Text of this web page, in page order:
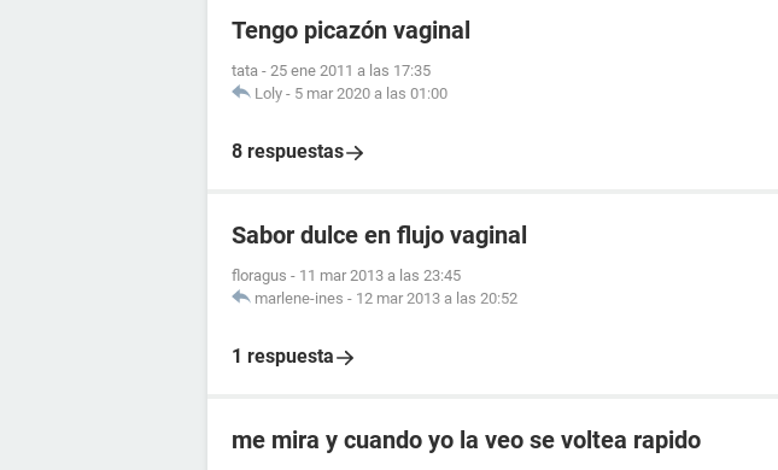
Tengo picazón vaginal
tata - 25 ene 2011 a las 17:35
Loly - 5 mar 2020 a las 01:00
8 respuestas
Sabor dulce en flujo vaginal
floragus - 11 mar 2013 a las 23:45
marlene-ines - 12 mar 2013 a las 20:52
1 respuesta
me mira y cuando yo la veo se voltea rapido